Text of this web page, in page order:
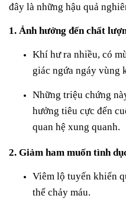
đây là những hậu quả
1. Ảnh hưởng đến chất
Khí hư ra nhiều, có
giác ngứa ngáy vùng
Những triệu chứng
hưởng tiêu cực đến
quan hệ xung quanh.
2. Giảm ham muốn tình
Viêm lộ tuyến khiến
thể chảy máu.